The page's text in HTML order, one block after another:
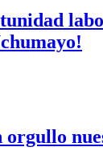
orgullo